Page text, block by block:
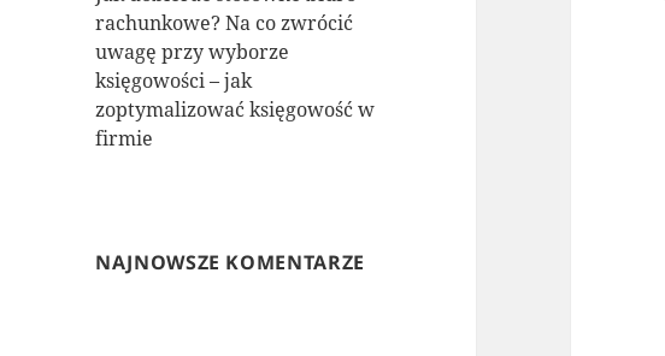
rachunkowe? Na co zwrócić
uwagę przy wyborze
księgowości – jak
zoptymalizować księgowość w
firmie
NAJNOWSZE KOMENTARZE